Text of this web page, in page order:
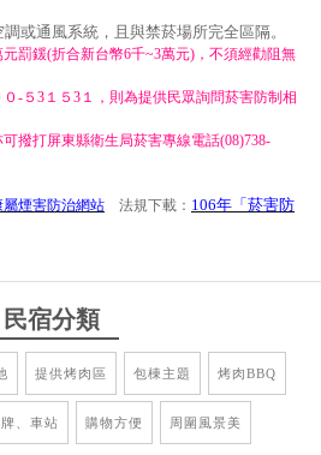
或通風系統，且與禁菸場所完全區隔。
罰鍰(折合新台幣6千~3萬元)，不須經勸阻無
０-５3１５3１，則為提供民眾詢問菸害防制相
撥打屏東縣衛生局菸害專線電話(08)738-
煙害防治網站 法規下載： 106年「菸害防
民宿分類
提供烤肉區 包棟主題 烤肉BBQ
、車站 購物方便 周圍風景美